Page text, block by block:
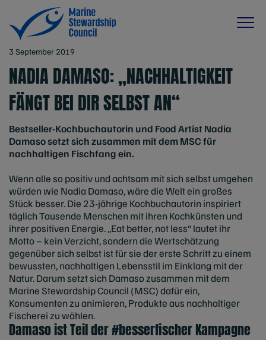
3 September 2019
NADIA DAMASO: „NACHHALTIGKEIT
FÄNGT BEI DIR SELBST AN“
Bestseller-Kochbuchautorin und Food Artist Nadia
Damaso setzt sich zusammen mit dem MSC für
nachhaltigen Fischfang ein.
Wenn alle so positiv und achtsam mit sich selbst umgehen
würden wie Nadia Damaso, wäre die Welt ein großes
Stück besser. Die 23-jährige Kochbuchautorin inspiriert
täglich Tausende Menschen mit ihren Kochkünsten und
ihrer positiven Energie. „Eat better, not less“ lautet ihr
Motto – kein Verzicht, sondern die Wertschätzung
gegenüber sich selbst ist für sie der erste Schritt zu einem
bewussten, nachhaltigen Lebensstil im Einklang mit der
Natur. Darum setzt sich Damaso zusammen mit dem
Marine Stewardship Council (MSC) dafür ein,
Konsumenten zu animieren, Produkte aus nachhaltiger
Fischerei zu wählen.
Damaso ist Teil der #besserfischer Kampagne